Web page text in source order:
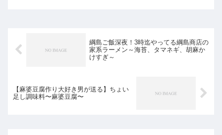
綱島ご飯深夜！3時迄やってる綱島商店の
家系ラーメン～海苔、タマネギ、胡麻か
けすぎ～
【麻婆豆腐作り大好き男が送る】ちょい
足し調味料〜麻婆豆腐〜